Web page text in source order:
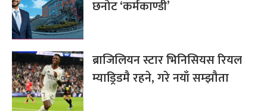
छनोट ‘कर्मकाण्डी’
ब्राजिलियन स्टार भिनिसियस रियल
म्याड्रिडमै रहने, गरे नयाँ सम्झौता